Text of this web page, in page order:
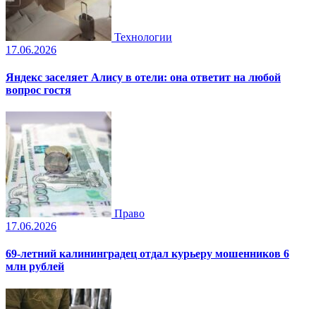
Технологии
17.06.2026
Яндекс заселяет Алису в отели: она ответит на любой
вопрос гостя
Право
17.06.2026
69-летний калининградец отдал курьеру мошенников 6
млн рублей